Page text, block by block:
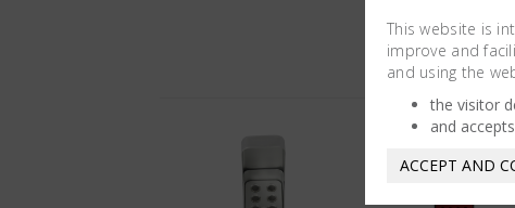
This website is
improve and
and using the
the visitor
and
ACCEPT AND